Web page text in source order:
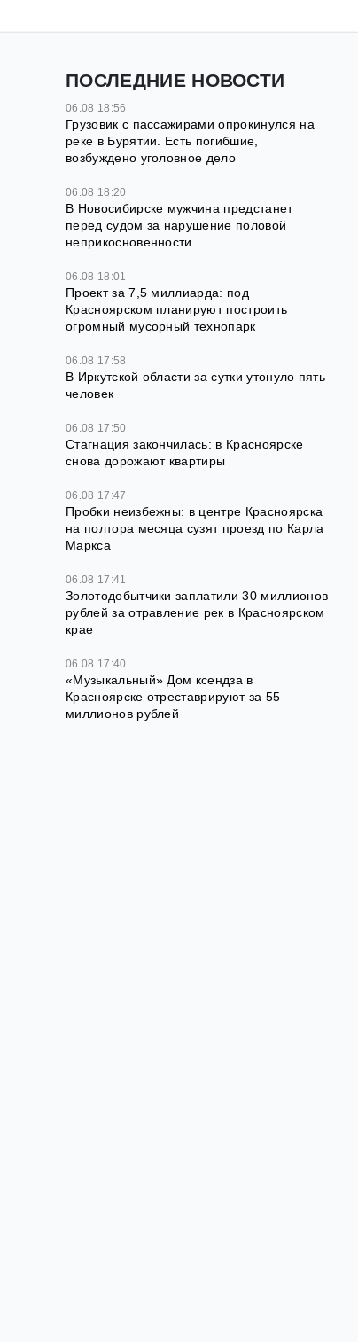
ПОСЛЕДНИЕ НОВОСТИ
06.08 18:56
Грузовик с пассажирами опрокинулся на
реке в Бурятии. Есть погибшие,
возбуждено уголовное дело
06.08 18:20
В Новосибирске мужчина предстанет
перед судом за нарушение половой
неприкосновенности
06.08 18:01
Проект за 7,5 миллиарда: под
Красноярском планируют построить
огромный мусорный технопарк
06.08 17:58
В Иркутской области за сутки утонуло пять
человек
06.08 17:50
Стагнация закончилась: в Красноярске
снова дорожают квартиры
06.08 17:47
Пробки неизбежны: в центре Красноярска
на полтора месяца сузят проезд по Карла
Маркса
06.08 17:41
Золотодобытчики заплатили 30 миллионов
рублей за отравление рек в Красноярском
крае
06.08 17:40
«Музыкальный» Дом ксендза в
Красноярске отреставрируют за 55
миллионов рублей